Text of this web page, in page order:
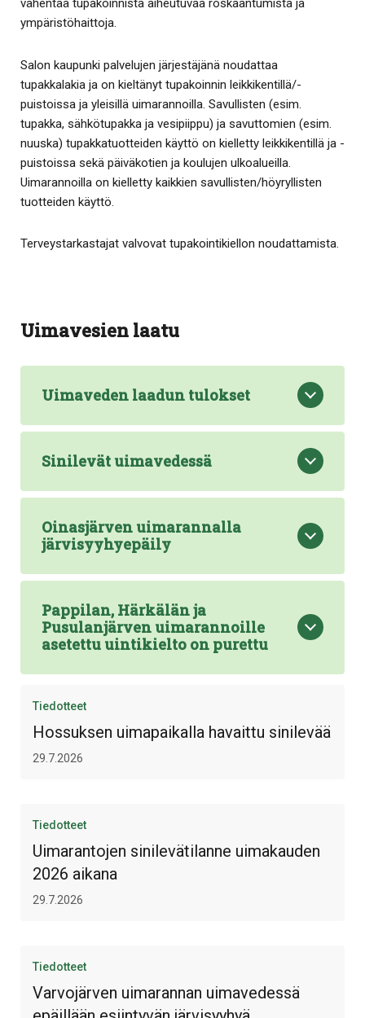
vähentää tupakoinnista aiheutuvaa roskaantumista ja
ympäristöhaittoja.
Salon kaupunki palvelujen järjestäjänä noudattaa
tupakkalakia ja on kieltänyt tupakoinnin leikkikentillä/-
puistoissa ja yleisillä uimarannoilla. Savullisten (esim.
tupakka, sähkötupakka ja vesipiippu) ja savuttomien (esim.
nuuska) tupakkatuotteiden käyttö on kielletty leikkikentillä ja -
puistoissa sekä päiväkotien ja koulujen ulkoalueilla.
Uimarannoilla on kielletty kaikkien savullisten/höyryllisten
tuotteiden käyttö.
Terveystarkastajat valvovat tupakointikiellon noudattamista.
Uimavesien laatu
Uimaveden laadun tulokset
Sinilevät uimavedessä
Oinasjärven uimarannalla
järvisyyhyepäily
Pappilan, Härkälän ja
Pusulanjärven uimarannoille
asetettu uintikielto on purettu
Tiedotteet
Hossuksen uimapaikalla havaittu sinilevää
29.7.2026
Tiedotteet
Uimarantojen sinilevätilanne uimakauden
2026 aikana
29.7.2026
Tiedotteet
Varvojärven uimarannan uimavedessä